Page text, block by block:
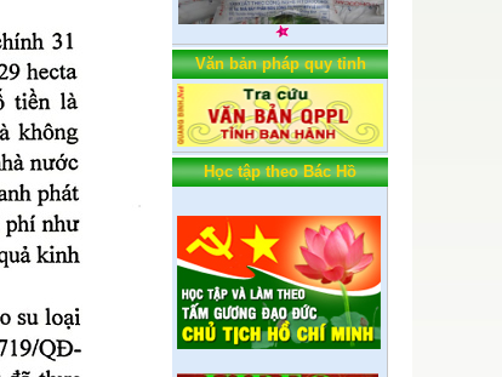
Nước khoáng tinh khiết
Văn bản pháp quy tỉnh
Học tập theo Bác Hồ